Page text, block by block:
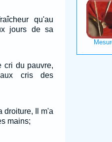
qu'au
jours de sa
cri du pauvre,
cris des
droiture, Il m'a
mains;